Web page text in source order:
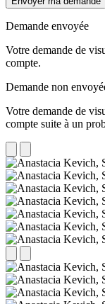
Demande envoyée
Votre demande de
compte.
Demande non
Votre demande de
compte suite à un